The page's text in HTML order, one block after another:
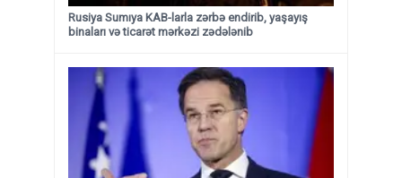
Rusiya Sumıya KAB-larla zərbə endirib, yaşayış
binaları və ticarət mərkəzi zədələnib